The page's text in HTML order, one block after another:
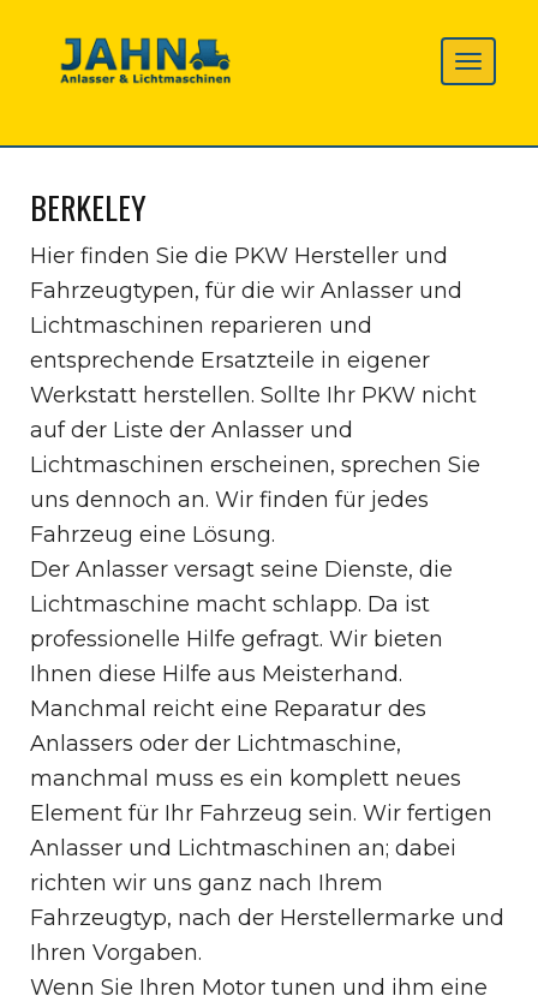
BERKELEY
Hier finden Sie die PKW Hersteller und
Fahrzeugtypen, für die wir Anlasser und
Lichtmaschinen reparieren und
entsprechende Ersatzteile in eigener
Werkstatt herstellen. Sollte Ihr PKW nicht
auf der Liste der Anlasser und
Lichtmaschinen erscheinen, sprechen Sie
uns dennoch an. Wir finden für jedes
Fahrzeug eine Lösung.
Der Anlasser versagt seine Dienste, die
Lichtmaschine macht schlapp. Da ist
professionelle Hilfe gefragt. Wir bieten
Ihnen diese Hilfe aus Meisterhand.
Manchmal reicht eine Reparatur des
Anlassers oder der Lichtmaschine,
manchmal muss es ein komplett neues
Element für Ihr Fahrzeug sein. Wir fertigen
Anlasser und Lichtmaschinen an; dabei
richten wir uns ganz nach Ihrem
Fahrzeugtyp, nach der Herstellermarke und
Ihren Vorgaben.
Wenn Sie Ihren Motor tunen und ihm eine